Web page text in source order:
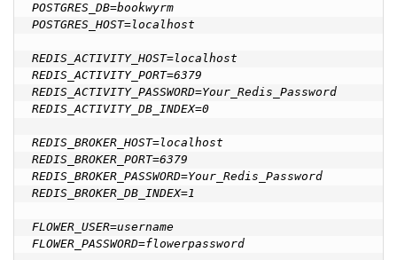
POSTGRES_DB=bookwyrm
POSTGRES_HOST=localhost
REDIS_ACTIVITY_HOST=localhost
REDIS_ACTIVITY_PORT=6379
REDIS_ACTIVITY_PASSWORD=Your_Redis_Password
REDIS_ACTIVITY_DB_INDEX=0
REDIS_BROKER_HOST=localhost
REDIS_BROKER_PORT=6379
REDIS_BROKER_PASSWORD=Your_Redis_Password
REDIS_BROKER_DB_INDEX=1
FLOWER_USER=username
FLOWER_PASSWORD=flowerpassword